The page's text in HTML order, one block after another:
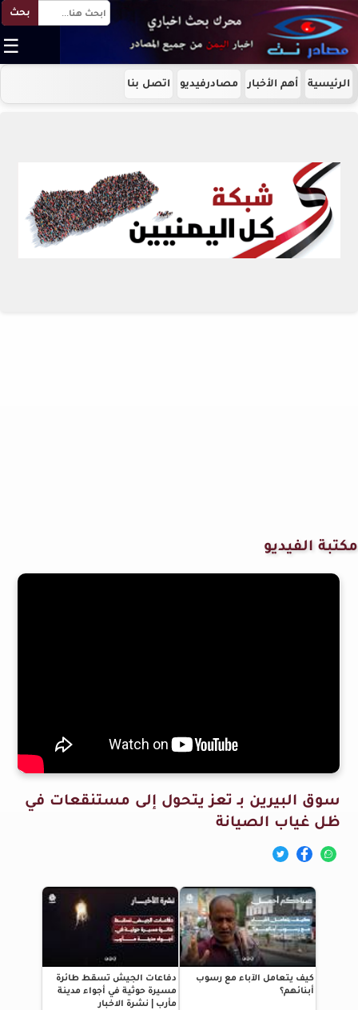
بحث
☰
الرئيسية أهم الأخبار مصادرفيديو اتصل بنا
مكتبة الفيديو
سوق البيرين بـ تعز يتحول إلى مستنقعات في
ظل غياب الصيانة
كيف يتعامل الآباء مع رسوب
أبنائهم؟
دفاعات الجيش تسقط طائرة
مسيرة حوثية في أجواء مدينة
مأرب | نشرة الاخبار